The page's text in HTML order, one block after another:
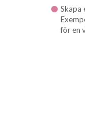
Skapa
för en